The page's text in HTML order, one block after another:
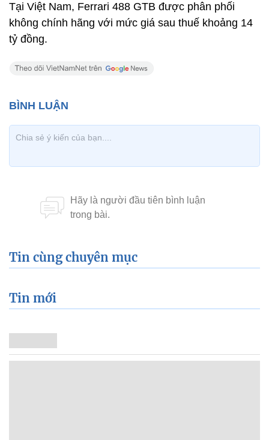
Tại Việt Nam, Ferrari 488 GTB được phân phối
không chính hãng với mức giá sau thuế khoảng 14
tỷ đồng.
Tin cùng chuyên mục
Tin mới